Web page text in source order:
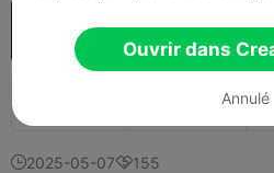
2025-05-07155
Ouvrir dans
Annulé